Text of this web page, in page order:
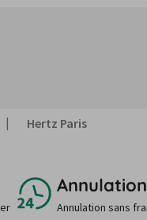
Hertz Paris
Annulation sans